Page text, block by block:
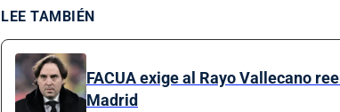
LEE TAMBIÉN
FACUA exige al Rayo Vallecano
Madrid